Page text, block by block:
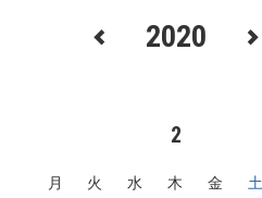
2020
2
月 火 水 木 金 土